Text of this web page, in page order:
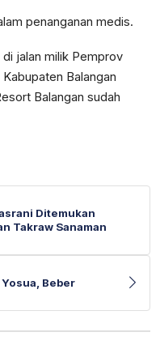
penanganan medis.
jalan milik Pemprov
Balangan
Balangan sudah
Ditemukan
Takraw Sanaman
Beber